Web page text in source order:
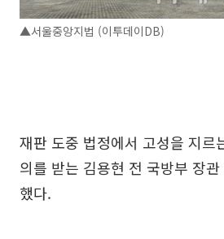
▲서울중앙지법 (이투데이DB)
재판 도중 법정에서 고성을 지르
의를 받는 김용현 전 국방부 장
했다.